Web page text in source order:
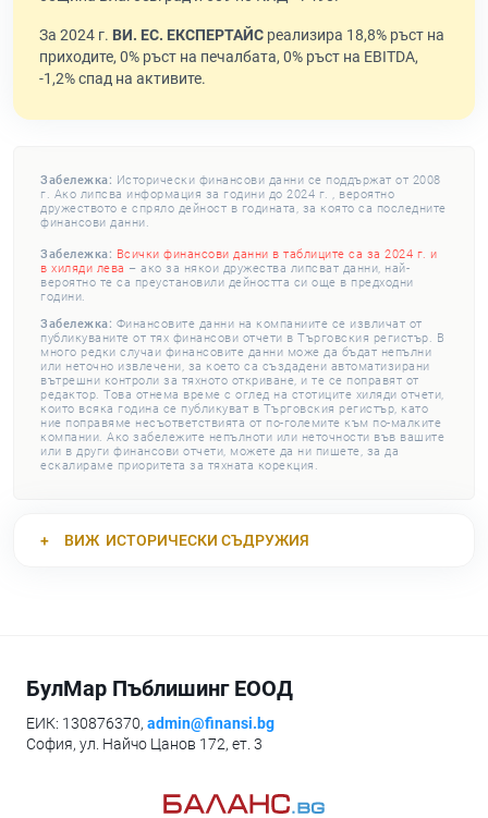
За 2024 г. ВИ. ЕС. ЕКСПЕРТАЙС реализира 18,8% ръст на
приходите, 0% ръст на печалбата, 0% ръст на EBITDA,
-1,2% спад на активите.
Забележка: Исторически финансови данни се поддържат от 2008
г. Ако липсва информация за години до 2024 г. , вероятно
дружеството е спряло дейност в годината, за която са последните
финансови данни.
Забележка: Всички финансови данни в таблиците са за 2024 г. и
в хиляди лева – ако за някои дружества липсват данни, най-
вероятно те са преустановили дейността си още в предходни
години.
Забележка: Финансовите данни на компаниите се извличат от
публикуваните от тях финансови отчети в Търговския регистър. В
много редки случаи финансовите данни може да бъдат непълни
или неточно извлечени, за което са създадени автоматизирани
вътрешни контроли за тяхното откриване, и те се поправят от
редактор. Това отнема време с оглед на стотиците хиляди отчети,
които всяка година се публикуват в Търговския регистър, като
ние поправяме несъответствията от по-големите към по-малките
компании. Ако забележите непълноти или неточности във вашите
или в други финансови отчети, можете да ни пишете, за да
ескалираме приоритета за тяхната корекция.
ВИЖ ИСТОРИЧЕСКИ СЪДРУЖИЯ
БулМар Пъблишинг ЕООД
ЕИК: 130876370, admin@finansi.bg
София, ул. Найчо Цанов 172, ет. 3